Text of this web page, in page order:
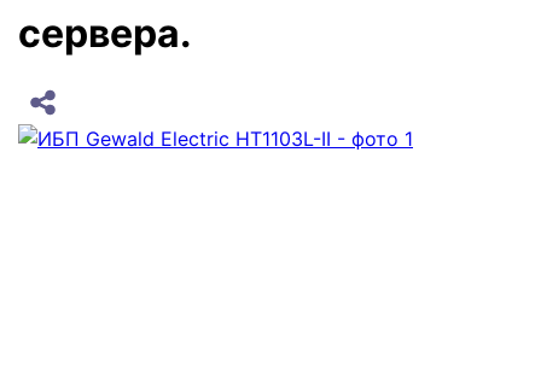
сервера.